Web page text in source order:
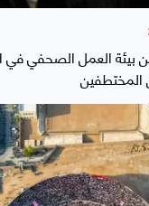
بيئة العمل الصحفي
المختطفين